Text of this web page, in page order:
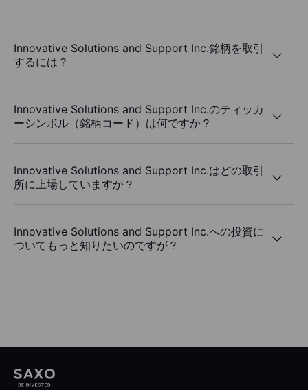
Innovative Solutions and Support Inc.銘柄を取引
するには？
Innovative Solutions and Support Inc.のティッカ
ーシンボル（銘柄コード）は何ですか？
Innovative Solutions and Support Inc.はどの取引
所に上場していますか？
Innovative Solutions and Support Inc.への投資に
ついてもっと知りたいのですが？